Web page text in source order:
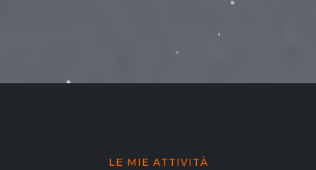
LE MIE ATTIVITÀ